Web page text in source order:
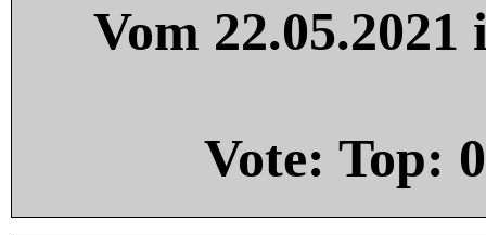
Vom
Vote: Top: 0